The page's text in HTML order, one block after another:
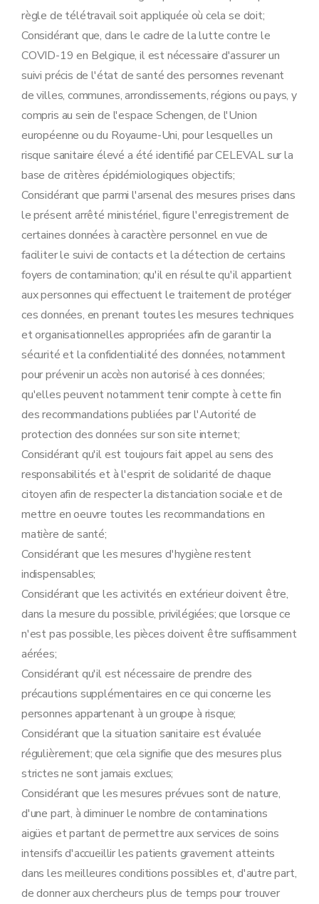
règle de télétravail soit appliquée où cela se doit;
Considérant que, dans le cadre de la lutte contre le
COVID-19 en Belgique, il est nécessaire d'assurer un
suivi précis de l'état de santé des personnes revenant
de villes, communes, arrondissements, régions ou pays, y
compris au sein de l'espace Schengen, de l'Union
européenne ou du Royaume-Uni, pour lesquelles un
risque sanitaire élevé a été identifié par CELEVAL sur la
base de critères épidémiologiques objectifs;
Considérant que parmi l'arsenal des mesures prises dans
le présent arrêté ministériel, figure l'enregistrement de
certaines données à caractère personnel en vue de
faciliter le suivi de contacts et la détection de certains
foyers de contamination; qu'il en résulte qu'il appartient
aux personnes qui effectuent le traitement de protéger
ces données, en prenant toutes les mesures techniques
et organisationnelles appropriées afin de garantir la
sécurité et la confidentialité des données, notamment
pour prévenir un accès non autorisé à ces données;
qu'elles peuvent notamment tenir compte à cette fin
des recommandations publiées par l'Autorité de
protection des données sur son site internet;
Considérant qu'il est toujours fait appel au sens des
responsabilités et à l'esprit de solidarité de chaque
citoyen afin de respecter la distanciation sociale et de
mettre en oeuvre toutes les recommandations en
matière de santé;
Considérant que les mesures d'hygiène restent
indispensables;
Considérant que les activités en extérieur doivent être,
dans la mesure du possible, privilégiées; que lorsque ce
n'est pas possible, les pièces doivent être suffisamment
aérées;
Considérant qu'il est nécessaire de prendre des
précautions supplémentaires en ce qui concerne les
personnes appartenant à un groupe à risque;
Considérant que la situation sanitaire est évaluée
régulièrement; que cela signifie que des mesures plus
strictes ne sont jamais exclues;
Considérant que les mesures prévues sont de nature,
d'une part, à diminuer le nombre de contaminations
aigües et partant de permettre aux services de soins
intensifs d'accueillir les patients gravement atteints
dans les meilleures conditions possibles et, d'autre part,
de donner aux chercheurs plus de temps pour trouver